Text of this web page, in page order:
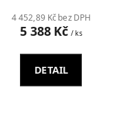
4 452,89 Kč bez DPH
5 388 Kč/ ks
DETAIL